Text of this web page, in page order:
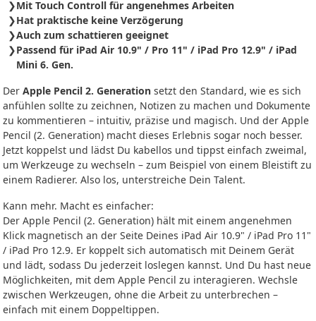
Mit Touch Controll für angenehmes Arbeiten
Hat praktische keine Verzögerung
Auch zum schattieren geeignet
Passend für iPad Air 10.9" / Pro 11" / iPad Pro 12.9" / iPad
Mini 6. Gen.
Der Apple Pencil 2. Generation setzt den Standard, wie es sich
anfühlen sollte zu zeichnen, Notizen zu machen und Dokumente
zu kommentieren – intuitiv, präzise und magisch. Und der Apple
Pencil (2. Generation) macht dieses Erlebnis sogar noch besser.
Jetzt koppelst und lädst Du kabellos und tippst einfach zweimal,
um Werkzeuge zu wechseln – zum Beispiel von einem Bleistift zu
einem Radierer. Also los, unterstreiche Dein Talent.
Kann mehr. Macht es einfacher:
Der Apple Pencil (2. Generation) hält mit einem angenehmen
Klick magnetisch an der Seite Deines iPad Air 10.9" / iPad Pro 11"
/ iPad Pro 12.9. Er koppelt sich automatisch mit Deinem Gerät
und lädt, sodass Du jederzeit loslegen kannst. Und Du hast neue
Möglichkeiten, mit dem Apple Pencil zu interagieren. Wechsle
zwischen Werkzeugen, ohne die Arbeit zu unterbrechen –
einfach mit einem Doppeltippen.